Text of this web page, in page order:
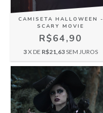
CAMISETA HALLOWEEN -
SCARY MOVIE
R$64,90
3X DE R$21,63SEM JUROS